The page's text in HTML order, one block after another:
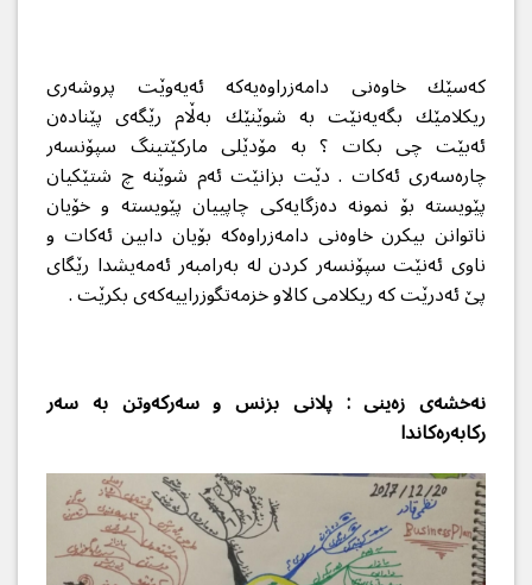
كه‌سێك خاوه‌نی دامه‌زراوه‌یه‌كه‌ ئه‌یه‌وێت پروشه‌ر‌ی
ریكلامێك بگه‌یه‌نێت به‌ شوێنێك به‌ڵام رێگه‌ی پێناده‌ن
ئه‌بێت چی بكات ؟ به‌ مۆدێلی ماركێتینگ سپۆنسه‌ر
چاره‌سه‌ری ئه‌كات . دێت بزانێت ئه‌م شوێنه‌ چ شتێكیان
پێویسته‌ بۆ نمونه‌ ده‌زگایه‌كی چاپییان پێویسته‌ و خۆیان
ناتوانن بیكرن خاوه‌نی دامه‌زراوه‌كه‌ بۆیان دابین ئه‌كات و
ناوی ئه‌نێت سپۆنسه‌ر كردن له‌ به‌رامبه‌ر ئه‌مه‌یشدا رێگای
پێ ئه‌درێت كه‌ ریكلامی كالاو خزمه‌تگوزراییه‌كه‌ی بكرێت .
نه‌خشه‌ی زه‌ینی :پلانی بزنس و سه‌ركه‌وتن به‌ سه‌ر
ركابه‌ره‌كاندا